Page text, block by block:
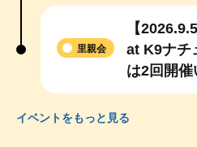
【
at K9ナチ
は2回開催
里親会
イベントをもっと見る